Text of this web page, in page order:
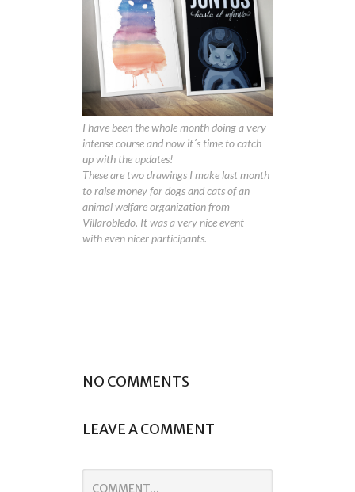
I have been the whole month doing a very
intense course and now it´s time to catch
up with the updates!
These are two drawings I make last month
to raise money for dogs and cats of an
animal welfare organization from
Villarobledo. It was a very nice event
with even nicer participants.
NO COMMENTS
LEAVE A COMMENT